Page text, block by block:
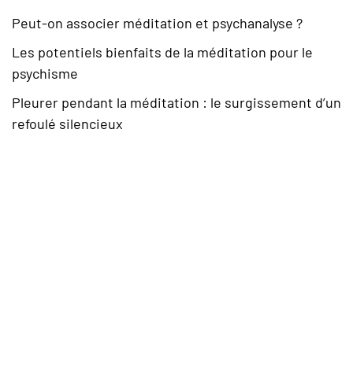
Peut-on associer méditation et psychanalyse ?
Les potentiels bienfaits de la méditation pour le
psychisme
Pleurer pendant la méditation : le surgissement d’un
refoulé silencieux